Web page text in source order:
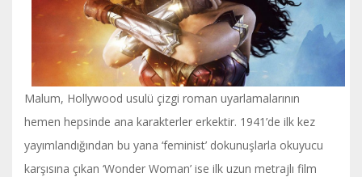
Malum, Hollywood usulü çizgi roman uyarlamalarının
hemen hepsinde ana karakterler erkektir. 1941’de ilk kez
yayımlandığından bu yana ‘feminist’ dokunuşlarla okuyucu
karşısına çıkan ‘Wonder Woman’ ise ilk uzun metrajlı film